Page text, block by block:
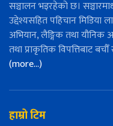
सञ्चालन भइरहेको छ।
उद्देश्यसहित पहिचान
अभियान, लैङ्गिक तथा
तथा प्राकृतिक विपत्तिबाट
(more…)
हाम्रो टिम